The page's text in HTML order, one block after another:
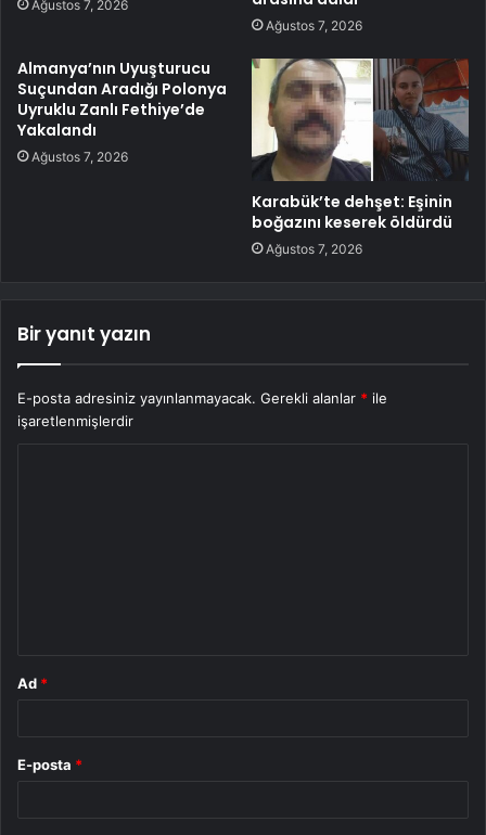
Ağustos 7, 2026
Ağustos 7, 2026
Almanya’nın Uyuşturucu
Suçundan Aradığı Polonya
Uyruklu Zanlı Fethiye’de
Yakalandı
Ağustos 7, 2026
Karabük’te dehşet: Eşinin
boğazını keserek öldürdü
Ağustos 7, 2026
Bir yanıt yazın
E-posta adresiniz yayınlanmayacak. Gerekli alanlar * ile
işaretlenmişlerdir
Ad *
E-posta *